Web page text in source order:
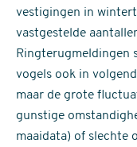
vestigingen in
vastgestelde
Ringterugmeldingen
vogels ook in
maar de grote
gunstige
maaidata) of slechte